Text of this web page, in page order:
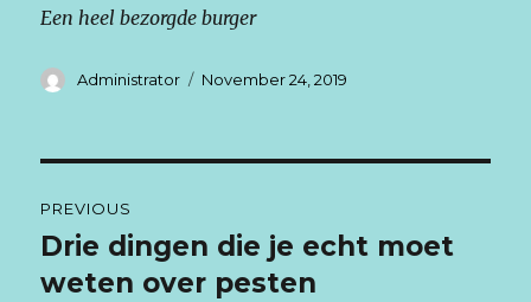
Een heel bezorgde burger
Author
Administrator
Posted
November 24, 2019
navigation
PREVIOUS
Previous
post:
Drie dingen die je echt moet
weten over pesten